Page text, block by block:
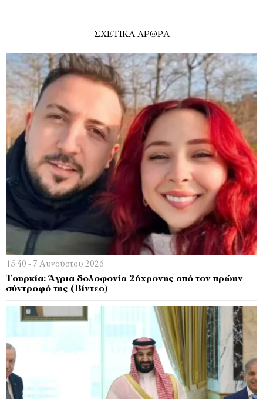
ΣΧΕΤΙΚΑ ΑΡΘΡΑ
15:40 - 7 Αυγούστου 2026
Τουρκία: Άγρια δολοφονία 26χρονης από τον πρώην
σύντροφό της (Βίντεο)